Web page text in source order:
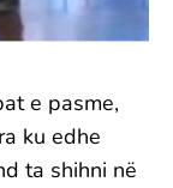
e pasme,
ku edhe
ta shihni në